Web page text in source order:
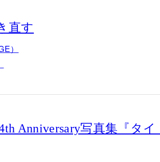
直す
）
Anniversary写真集『タイ